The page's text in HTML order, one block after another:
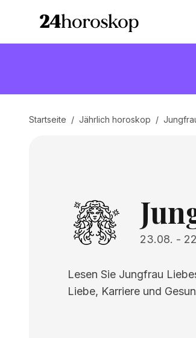
Startseite / Jährlich horoskop /
23.08. -
Lesen Sie Jungfrau
Liebe, Karriere und